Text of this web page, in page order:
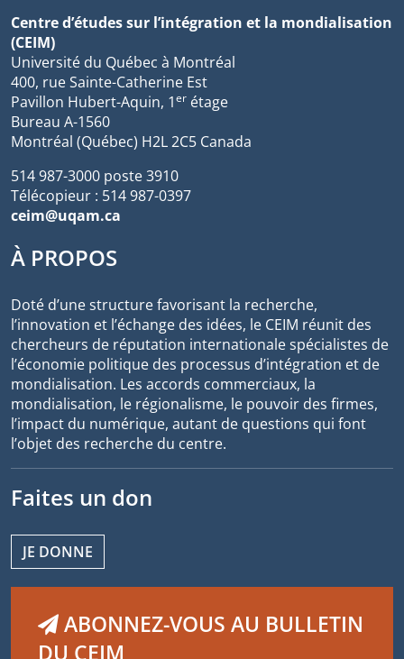
Centre d’études sur l’intégration et la mondialisation
(CEIM)
Université du Québec à Montréal
400, rue Sainte-Catherine Est
Pavillon Hubert-Aquin, 1er étage
Bureau A-1560
Montréal (Québec) H2L 2C5 Canada
514 987-3000 poste 3910
Télécopieur : 514 987-0397
ceim@uqam.ca
À PROPOS
Doté d’une structure favorisant la recherche,
l’innovation et l’échange des idées, le CEIM réunit des
chercheurs de réputation internationale spécialistes de
l’économie politique des processus d’intégration et de
mondialisation. Les accords commerciaux, la
mondialisation, le régionalisme, le pouvoir des firmes,
l’impact du numérique, autant de questions qui font
l’objet des recherche du centre.
Faites un don
JE DONNE
ABONNEZ-VOUS AU BULLETIN
DU CEIM